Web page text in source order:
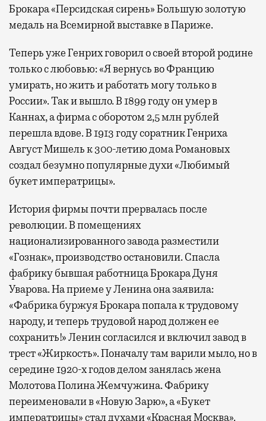
Брокара «Персидская сирень» Большую золотую
медаль на Всемирной выставке в Париже.
Теперь уже Генрих говорил о своей второй родине
только с любовью: «Я вернусь во Францию
умирать, но жить и работать могу только в
России». Так и вышло. В 1899 году он умер в
Каннах, а фирма с оборотом 2,5 млн рублей
перешла вдове. В 1913 году соратник Генриха
Август Мишель к 300-летию дома Романовых
создал безумно популярные духи «Любимый
букет императрицы».
История фирмы почти прервалась после
революции. В помещениях
национализированного завода разместили
«Гознак», производство остановили. Спасла
фабрику бывшая работница Брокара Дуня
Уварова. На приеме у Ленина она заявила:
«Фабрика буржуя Брокара попала к трудовому
народу, и теперь трудовой народ должен ее
сохранить!» Ленин согласился и включил завод в
трест «Жиркость». Поначалу там варили мыло, но в
середине 1920-х годов делом занялась жена
Молотова Полина Жемчужина. Фабрику
переименовали в «Новую Зарю», а «Букет
императрицы» стал духами «Красная Москва».